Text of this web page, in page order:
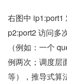
右图中 ip1:port1
p2:port2 访问多
（例如：一个
例两次；调度层
等），推导式算